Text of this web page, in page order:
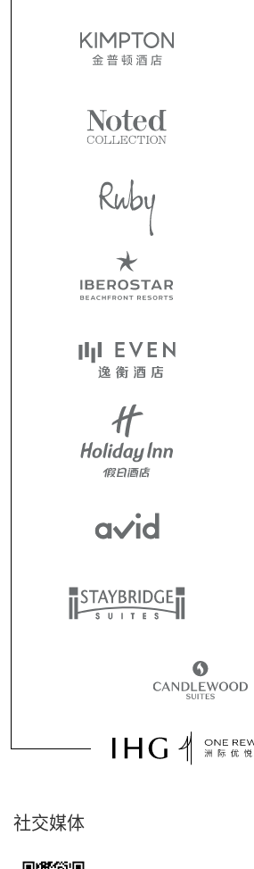
社交媒体